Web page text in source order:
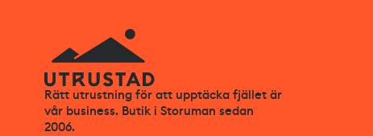
Rätt utrustning för att upptäcka fjället är
vår business. Butik i Storuman sedan
2006.